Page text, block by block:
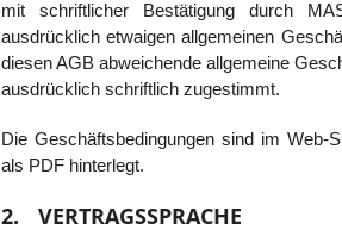
mit schriftlicher Bestätigung durch
ausdrücklich etwaigen allgemeinen
diesen AGB abweichende allgemeine
ausdrücklich schriftlich zugestimmt.
Die Geschäftsbedingungen sind im Web-
als PDF hinterlegt.
2. VERTRAGSSPRACHE